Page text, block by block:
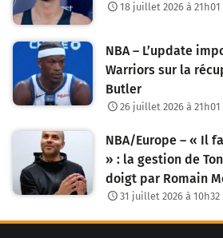
18 juillet 2026 à 21h01
NBA – L’update
Warriors sur la
Butler
26 juillet 2026 à 21h01
NBA/Europe – « Il
» : la gestion de
doigt par Romain
31 juillet 2026 à 10h32